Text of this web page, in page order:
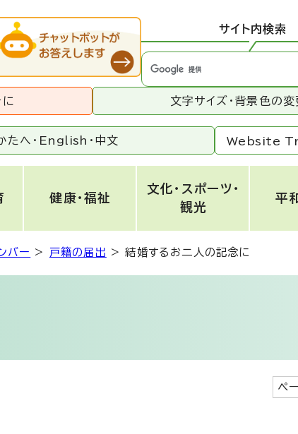
サイト内検索
文字サイズ・背景色の変
たへ・ English ・ 中文 Website
健康・福祉
文化・スポーツ・
観光
平
バー > 戸籍の届出 >結婚するお二人の記念に
ペ